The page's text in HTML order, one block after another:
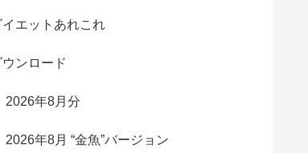
イエットあれこれ
ウンロード
2026年8月分
2026年8月 “金魚”バージョン